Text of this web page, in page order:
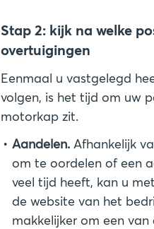
Stap 2: kijk na welke
overtuigingen
Eenmaal u vastgelegd
volgen, is het tijd om uw
motorkap zit.
Aandelen. Afhankelijk
om te oordelen of een
veel tijd heeft, kan u
de website van het
makkelijker om een